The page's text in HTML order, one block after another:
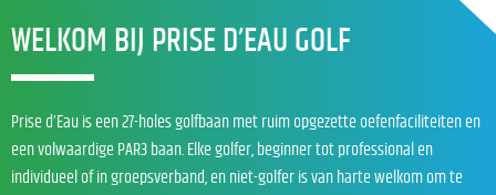
WELKOM BIJ PRISE D’EAU GOLF
Prise d’Eau is een 27-holes golfbaan met ruim opgezette oefenfaciliteiten en
een volwaardige PAR3 baan. Elke golfer, beginner tot professional en
individueel of in groepsverband, en niet-golfer is van harte welkom om te